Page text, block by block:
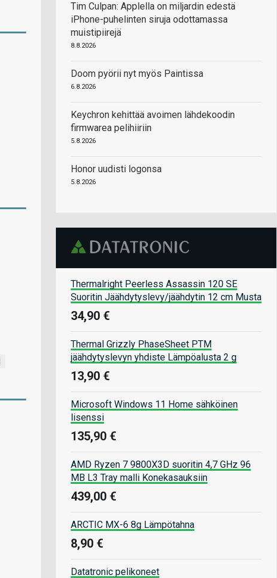
Tim Culpan: Applella on miljardin edestä
iPhone-puhelinten siruja odottamassa
muistipiirejä
8.8.2026
Doom pyörii nyt myös Paintissa
6.8.2026
Keychron kehittää avoimen lähdekoodin
firmwarea pelihiiriin
5.8.2026
Honor uudisti logonsa
5.8.2026
Thermalright Peerless Assassin 120 SE
Suoritin Jäähdytyslevy/jäähdytin 12 cm Musta
34,90 €
Thermal Grizzly PhaseSheet PTM
jäähdytyslevyn yhdiste Lämpöalusta 2 g
13,90 €
Microsoft Windows 11 Home sähköinen
lisenssi
135,90 €
AMD Ryzen 7 9800X3D suoritin 4,7 GHz 96
MB L3 Tray malli Konekasauksiin
439,00 €
ARCTIC MX-6 8g Lämpötahna
8,90 €
Datatronic pelikoneet